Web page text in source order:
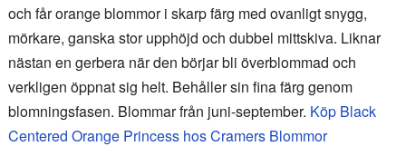
och får orange blommor i skarp färg med ovanligt snygg,
mörkare, ganska stor upphöjd och dubbel mittskiva. Liknar
nästan en gerbera när den börjar bli överblommad och
verkligen öppnat sig helt. Behåller sin fina färg genom
blomningsfasen. Blommar från juni-september. Köp Black
Centered Orange Princess hos Cramers Blommor